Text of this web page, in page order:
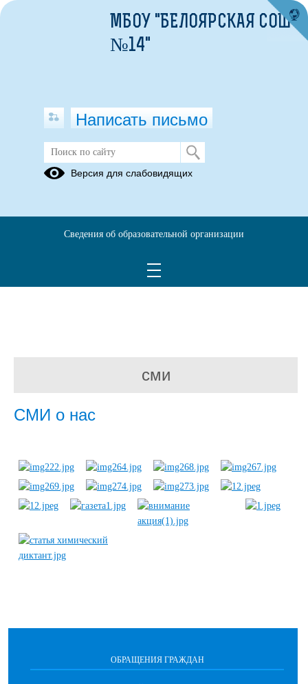
сми
СМИ о нас
ОБРАЩЕНИЯ ГРАЖДАН
МБОУ "БЕЛОЯРСКАЯ СОШ
№14"
Написать письмо
Версия для слабовидящих
Сведения об образовательной организации